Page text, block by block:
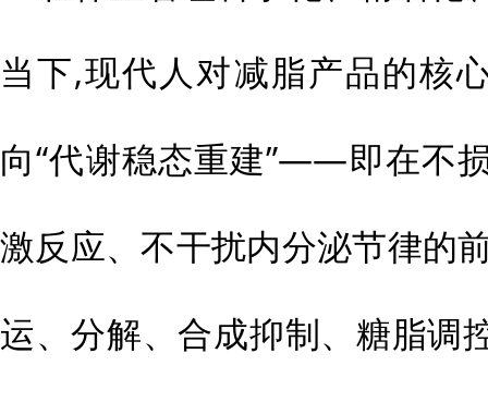
当下,现代人对减脂产品的核
向“代谢稳态重建”——即在不
激反应、不干扰内分泌节律的
运、分解、合成抑制、糖脂调